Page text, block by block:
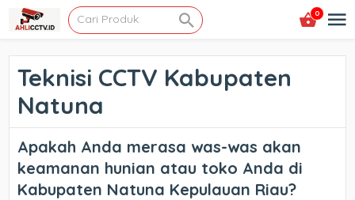
0
Teknisi CCTV Kabupaten
Natuna
Apakah Anda merasa was-was akan
keamanan hunian atau toko Anda di
Kabupaten Natuna Kepulauan Riau?